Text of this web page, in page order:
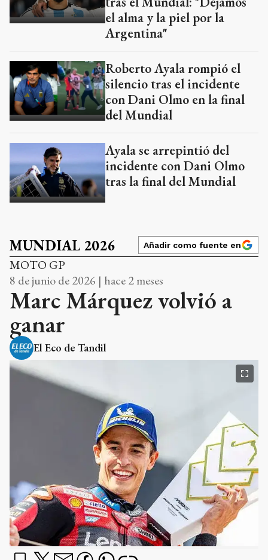
el alma y la piel por la
Argentina"
Roberto Ayala rompió el
silencio tras el incidente
con Dani Olmo en la final
del Mundial
Ayala se arrepintió del
incidente con Dani Olmo
tras la final del Mundial
MUNDIAL 2026 Añadir como fuente en
MOTO GP
8 de junio de 2026 | hace 2 meses
Marc Márquez volvió a
ganar
El Eco de Tandil